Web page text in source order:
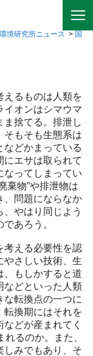
境研究所ニュース > 国
るものは人類を
イオンはシマウマ
ま捨てる。排泄し
そもそも生態系は
などかまっている
にエサは取られて
なってしまってい
棄物”や排泄物は
、問題にならなか
やはり同じよう
あろう。
える必要性を認
やさしい技術、生
、もしかすると道
などといった人類
な転換点の一つに
転換期にはそれを
どが産まれてく
るのか。また、
しみでもあり、そ